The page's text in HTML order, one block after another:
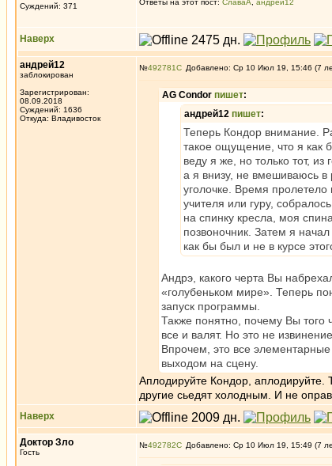
Суждений: 371
Ответы на этот пост: СлаваА андрей12
Наверх
андрей12
заблокирован
Зарегистрирован:
08.09.2018
Суждений: 1636
Откуда: Владивосток
№492781 Добавлено: Ср 10 Июл 19, 15:46 (7
AG Condor пишет:
андрей12 пишет:
Теперь Кондор внимание.
такое ощущение, что я как
веду я же, но только тот,
а я внизу, не вмешиваюсь в
уголочке. Время пролетело
учителя или гуру,
на спинку кресла, моя
позвоночник. Затем я
как бы был и не в курсе
Андрэ, какого черта Вы
«голубеньком мире». Теперь
запуск программы.
Также понятно, почему Вы того
все и валят. Но это не
Впрочем, это все
выходом на сцену.
Аплодируйте Кондор, аплодируйте.
другие сьедят холодным. И не
Наверх
Доктор Зло
Гость
№492782 Добавлено: Ср 10 Июл 19, 15:49 (7